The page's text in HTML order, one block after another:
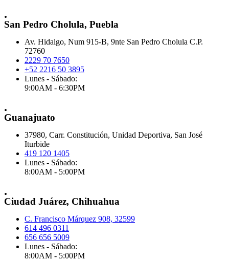
.
San Pedro Cholula, Puebla
Av. Hidalgo, Num 915-B, 9nte San Pedro Cholula C.P.
72760
2229 70 7650
+52 2216 50 3895
Lunes - Sábado:
9:00AM - 6:30PM
.
Guanajuato
37980, Carr. Constitución, Unidad Deportiva, San José
Iturbide
419 120 1405
Lunes - Sábado:
8:00AM - 5:00PM
.
Ciudad Juárez, Chihuahua
C. Francisco Márquez 908, 32599
614 496 0311
656 656 5009
Lunes - Sábado:
8:00AM - 5:00PM